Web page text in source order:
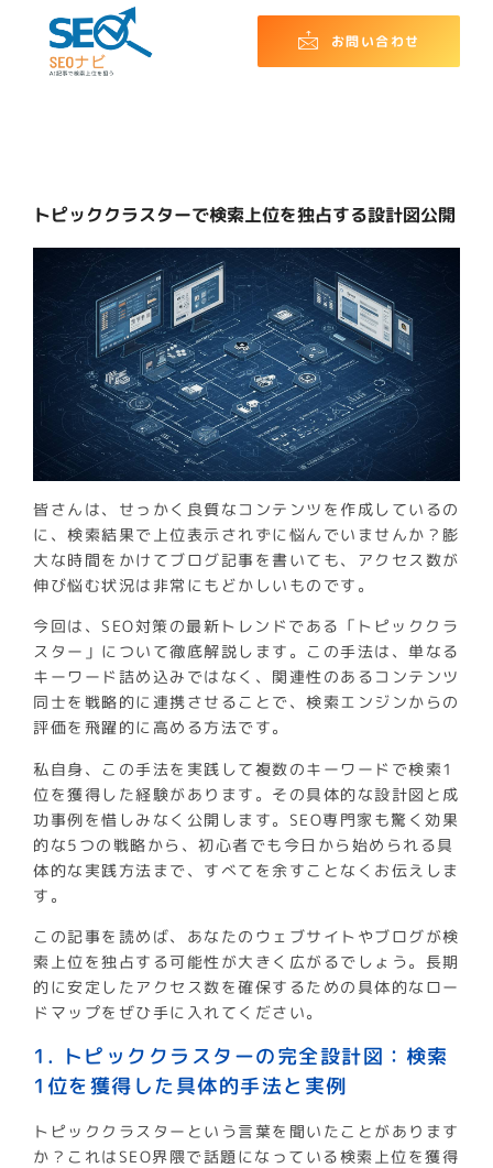
お問い合わせ
トピッククラスターで検索上位を独占する設計図公開
皆さんは、せっかく良質なコンテンツを作成しているの
に、検索結果で上位表示されずに悩んでいませんか？膨
大な時間をかけてブログ記事を書いても、アクセス数が
伸び悩む状況は非常にもどかしいものです。
今回は、SEO対策の最新トレンドである「トピッククラ
スター」について徹底解説します。この手法は、単なる
キーワード詰め込みではなく、関連性のあるコンテンツ
同士を戦略的に連携させることで、検索エンジンからの
評価を飛躍的に高める方法です。
私自身、この手法を実践して複数のキーワードで検索1
位を獲得した経験があります。その具体的な設計図と成
功事例を惜しみなく公開します。SEO専門家も驚く効果
的な5つの戦略から、初心者でも今日から始められる具
体的な実践方法まで、すべてを余すことなくお伝えしま
す。
この記事を読めば、あなたのウェブサイトやブログが検
索上位を独占する可能性が大きく広がるでしょう。長期
的に安定したアクセス数を確保するための具体的なロー
ドマップをぜひ手に入れてください。
1. トピッククラスターの完全設計図：検索
1位を獲得した具体的手法と実例
トピッククラスターという言葉を聞いたことがあります
か？これはSEO界隈で話題になっている検索上位を獲得